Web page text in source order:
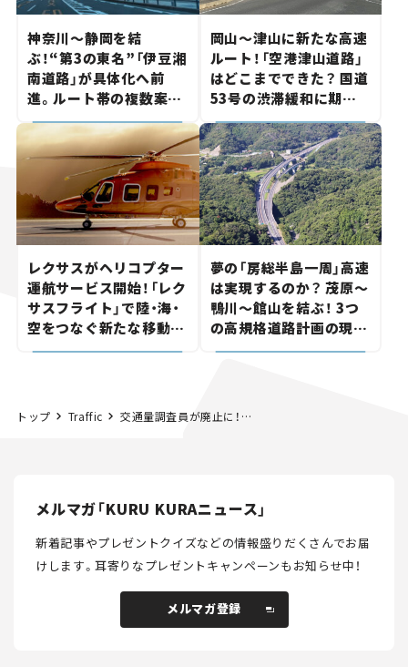
神奈川～静岡を結
ぶ！“第3の東名”「伊豆湘
南道路」が具体化へ前
進。ルート帯の複数案検
討へ。熱海まで信号ゼロ
が実現？ 【いま気になる
道路計画】
岡山～津山に新たな高速
ルート！「空港津山道路」
はどこまでできた？ 国道
53号の渋滞緩和に期待。
岡山市側でも動きが【い
ま気になる道路計画】
レクサスがヘリコプター
運航サービス開始！「レク
サスフライト」で陸・海・
空をつなぐ新たな移動体
験とは
夢の「房総半島一周」高速
は実現するのか？ 茂原～
鴨川～館山を結ぶ！ 3つ
の高規格道路計画の現
状。「館山鴨川道路」で検
トップ Traffic 交通量調査員が廃止に！今秋からはカメラとAIが交通量を観測
メルマガ「KURU KURAニュース」
新着記事やプレゼントクイズなどの情報盛りだくさんでお届
けします。耳寄りなプレゼントキャンペーンもお知らせ中！
メルマガ登録